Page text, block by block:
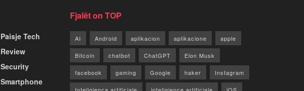
Paisje Tech
Review
Security
Smartphone
Fjalët on TOP
AI Android aplikacion aplikacione apple
Bitcoin chatbot ChatGPT Elon Musk
facebook gaming Google haker Instagram